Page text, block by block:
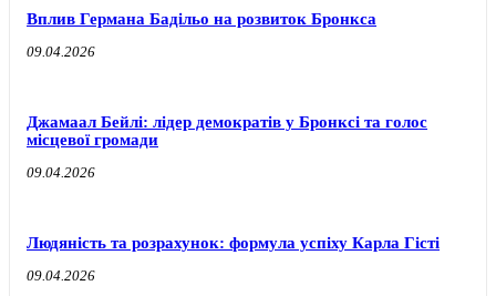
Вплив Германа Бадільо на розвиток Бронкса
09.04.2026
Джамаал Бейлі: лідер демократів у Бронксі та голос
місцевої громади
09.04.2026
Людяність та розрахунок: формула успіху Карла Гісті
09.04.2026